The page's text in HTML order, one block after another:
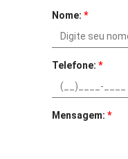
Nome: *
Telefone: *
Mensagem: *